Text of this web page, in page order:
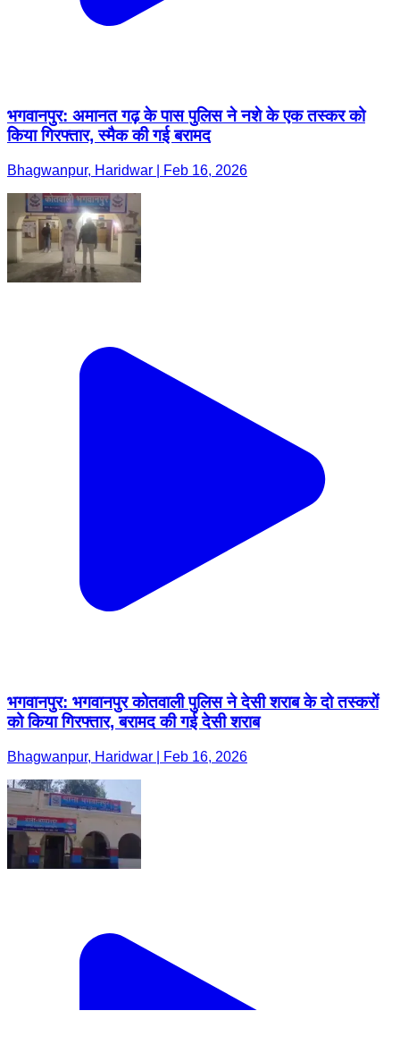
भगवानपुर: अमानत गढ़ के पास पुलिस ने नशे के एक तस्कर को
किया गिरफ्तार, स्मैक की गई बरामद
Bhagwanpur, Haridwar | Feb 16, 2026
भगवानपुर: भगवानपुर कोतवाली पुलिस ने देसी शराब के दो तस्करों
को किया गिरफ्तार, बरामद की गई देसी शराब
Bhagwanpur, Haridwar | Feb 16, 2026